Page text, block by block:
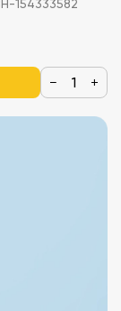
154333582
− +